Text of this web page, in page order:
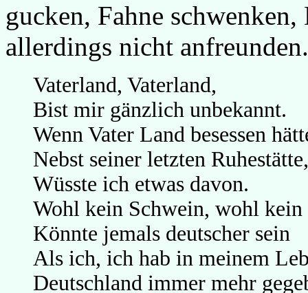
gucken, Fahne
allerdings nicht anfreunden.
Vaterland, Vaterland,
Bist mir gänzlich unbekannt.
Wenn Vater Land besessen
Nebst seiner letzten Ruhestätte,
Wüsste ich etwas davon.
Wohl kein Schwein, wohl kein
Könnte jemals deutscher sein
Als ich, ich hab in meinem
Deutschland immer mehr